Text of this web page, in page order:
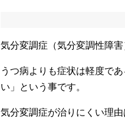
気分変調症（気分変調性障
うつ病よりも症状は軽度で
い」という事です。
気分変調症が治りにくい理由